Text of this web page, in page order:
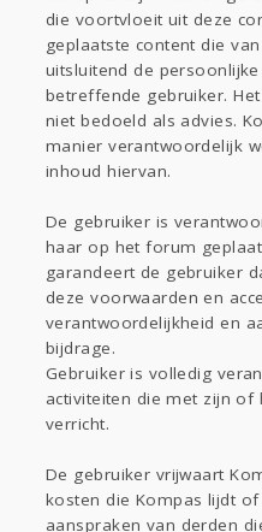
die voortvloeit uit deze
geplaatste content die
uitsluitend de
betreffende gebruiker.
niet bedoeld als advies.
manier verantwoordelijk
inhoud hiervan.
De gebruiker is
haar op het forum
garandeert de gebruiker
deze voorwaarden en
verantwoordelijkheid en
bijdrage.
Gebruiker is volledig
activiteiten die met zijn of
verricht.
De gebruiker vrijwaart
kosten die Kompas lijdt
aanspraken van derden